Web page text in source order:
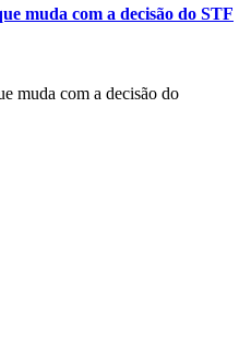
muda com a decisão do STF
muda com a decisão do